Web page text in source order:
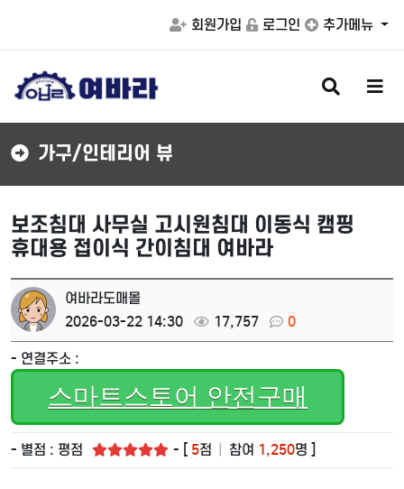
회원가입 로그인 추가메뉴
검
색
버
메
버
가구/인테리어 뷰
보조침대 사무실 고시원침대 이동식 캠핑
휴대용 접이식 간이침대 여바라
여바라도매몰
2026-03-22 14:30
17,757 0
- 연결주소 :
스마트스토어 안전구매
- 별점 : 평점 - [ 5점 참여 1,250명 ]